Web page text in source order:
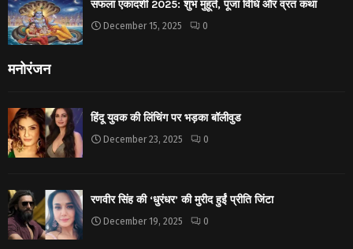
सफला एकादशी 2025: शुभ मुहूर्त, पूजा विधि और व्रत कथा
December 15, 2025 0
मनोरंजन
हिंदू युवक की लिंचिंग पर भड़का बॉलीवुड
December 23, 2025 0
रणवीर सिंह की ‘धुरंधर’ की मुरीद हुईं प्रीति जिंटा
December 19, 2025 0